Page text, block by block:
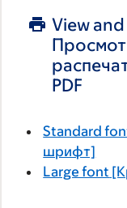
View and
PDF
Standard
шрифт]
Large font